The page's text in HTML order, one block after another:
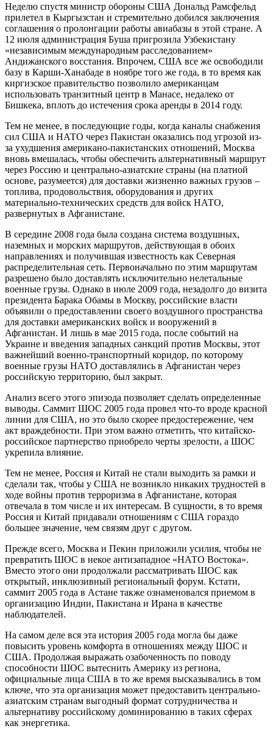
Неделю спустя министр обороны США Дональд Рамсфельд
прилетел в Кыргызстан и стремительно добился заключения
соглашения о пролонгации работы авиабазы в этой стране. А
12 июля администрация Буша пригрозила Узбекистану
«независимым международным расследованием»
Андижанского восстания. Впрочем, США все же освободили
базу в Карши-Ханабаде в ноябре того же года, в то время как
киргизское правительство позволило американцам
использовать транзитный центр в Манасе, недалеко от
Бишкека, вплоть до истечения срока аренды в 2014 году.
Тем не менее, в последующие годы, когда каналы снабжения
сил США и НАТО через Пакистан оказались под угрозой из-
за ухудшения американо-пакистанских отношений, Москва
вновь вмешалась, чтобы обеспечить альтернативный маршрут
через Россию и центрально-азиатские страны (на платной
основе, разумеется) для доставки жизненно важных грузов –
топлива, продовольствия, оборудования и других
материально-технических средств для войск НАТО,
развернутых в Афганистане.
В середине 2008 года была создана система воздушных,
наземных и морских маршрутов, действующая в обоих
направлениях и получившая известность как Северная
распределительная сеть. Первоначально по этим маршрутам
разрешено было доставлять исключительно нелетальные
военные грузы. Однако в июле 2009 года, незадолго до визита
президента Барака Обамы в Москву, российские власти
объявили о предоставлении своего воздушного пространства
для доставки американских войск и вооружений в
Афганистан. И лишь в мае 2015 года, после событий на
Украине и введения западных санкций против Москвы, этот
важнейший военно-транспортный коридор, по которому
военные грузы НАТО доставлялись в Афганистан через
российскую территорию, был закрыт.
Анализ всего этого эпизода позволяет сделать определенные
выводы. Саммит ШОС 2005 года провел что-то вроде красной
линии для США, но это было скорее предостережение, чем
акт враждебности. При этом важно отметить, что китайско-
российское партнерство приобрело черты зрелости, а ШОС
укрепила влияние.
Тем не менее, Россия и Китай не стали выходить за рамки и
сделали так, чтобы у США не возникло никаких трудностей в
ходе войны против терроризма в Афганистане, которая
отвечала в том числе и их интересам. В сущности, в то время
Россия и Китай придавали отношениям с США гораздо
большее значение, чем связям друг с другом.
Прежде всего, Москва и Пекин приложили усилия, чтобы не
превратить ШОС в некое антизападное «НАТО Востока».
Вместо этого они продолжали рассматривать ШОС как
открытый, инклюзивный региональный форум. Кстати,
саммит 2005 года в Астане также ознаменовался приемом в
организацию Индии, Пакистана и Ирана в качестве
наблюдателей.
На самом деле вся эта история 2005 года могла бы даже
повысить уровень комфорта в отношениях между ШОС и
США. Продолжая выражать озабоченность по поводу
способности ШОС вытеснить Америку из региона,
официальные лица США в то же время высказывались в том
ключе, что эта организация может предоставить центрально-
азиатским странам выгодный формат сотрудничества и
альтернативу российскому доминированию в таких сферах
как энергетика.